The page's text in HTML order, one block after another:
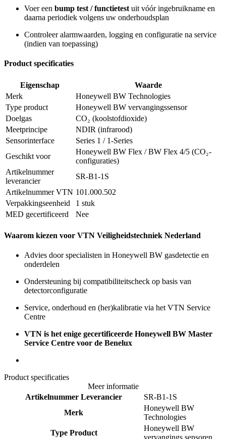
Voer een bump test / functietest uit vóór ingebruikname en
daarna periodiek volgens uw onderhoudsplan
Controleer alarmwaarden, logging en configuratie na service
(indien van toepassing)
Product specificaties
Eigenschap
Waarde
Merk
Honeywell BW Technologies
Type product
Honeywell BW vervangingssensor
Doelgas
CO₂ (koolstofdioxide)
Meetprincipe
NDIR (infrarood)
Sensorinterface
Series 1 / 1-Series
Geschikt voor
Honeywell BW Flex / BW Flex 4/5 (CO₂-
configuraties)
Artikelnummer
leverancier
SR-B1-1S
Artikelnummer VTN 101.000.502
Verpakkingseenheid
1 stuk
MED gecertificeerd
Nee
Waarom kiezen voor VTN Veiligheidstechniek Nederland
Advies door specialisten in Honeywell BW gasdetectie en
onderdelen
Ondersteuning bij compatibiliteitscheck op basis van
detectorconfiguratie
Service, onderhoud en (her)kalibratie via het VTN Service
Centre
VTN is het enige gecertificeerde Honeywell BW Master
Service Centre voor de Benelux
Product specificaties
Meer informatie
Artikelnummer Leverancier
SR-B1-1S
Merk
Honeywell BW
Technologies
Type Product
Honeywell BW
vervangings sensoren